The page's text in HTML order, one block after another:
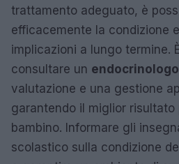
trattamento adeguato, è
efficacemente la condizione
implicazioni a lungo termine.
consultare un
valutazione e una gestione
garantendo il miglior risultato
bambino. Informare gli
scolastico sulla condizione